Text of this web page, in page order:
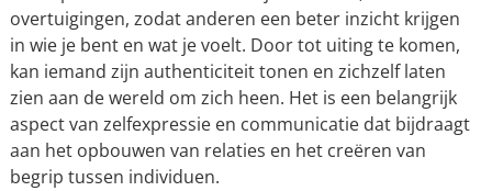
overtuigingen, zodat anderen een beter inzicht krijgen
in wie je bent en wat je voelt. Door tot uiting te komen,
kan iemand zijn authenticiteit tonen en zichzelf laten
zien aan de wereld om zich heen. Het is een belangrijk
aspect van zelfexpressie en communicatie dat bijdraagt
aan het opbouwen van relaties en het creëren van
begrip tussen individuen.